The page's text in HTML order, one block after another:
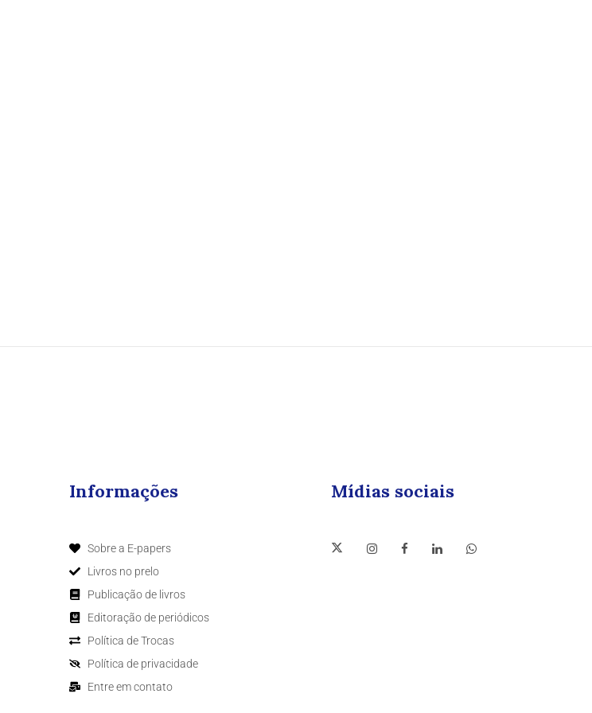
Informações
Sobre a E-papers
Livros no prelo
Publicação de livros
Editoração de periódicos
Política de Trocas
Política de privacidade
Entre em contato
Mídias sociais